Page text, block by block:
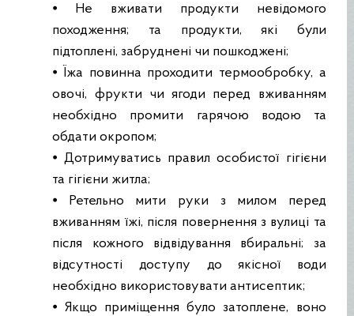
⦁ Не вживати продукти невідомого
походження; та продукти, які були
підтоплені, забруднені чи пошкоджені;
⦁ Їжа повинна проходити термообробку, а
овочі, фрукти чи ягоди перед вживанням
необхідно промити гарячою водою та
обдати окропом;
⦁ Дотримуватись правил особистої гігієни
та гігієни житла;
⦁ Ретельно мити руки з милом перед
вживанням їжі, після повернення з вулиці та
після кожного відвідування вбиральні; за
відсутності доступу до якісної води
необхідно використовувати антисептик;
⦁ Якщо приміщення було затоплене, воно